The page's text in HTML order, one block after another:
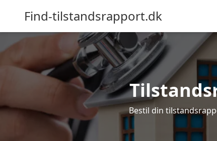
Find-tilstandsrapport.dk
Bestil din